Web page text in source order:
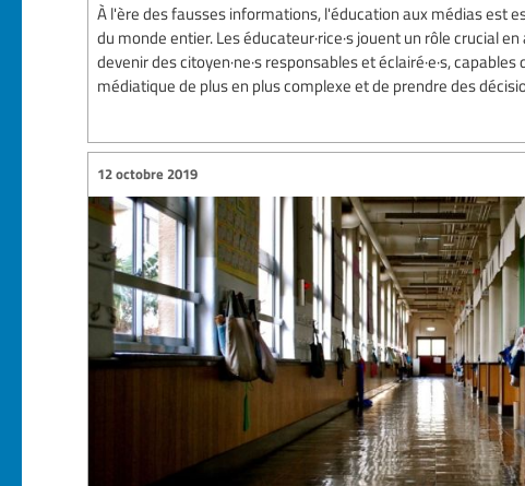
À l'ère des fausses informations, l'éducation aux médias est
du monde entier. Les éducateur·rice·s jouent un rôle crucial en
devenir des citoyen·ne·s responsables et éclairé·e·s,
médiatique de plus en plus complexe et de prendre des
12 octobre 2019